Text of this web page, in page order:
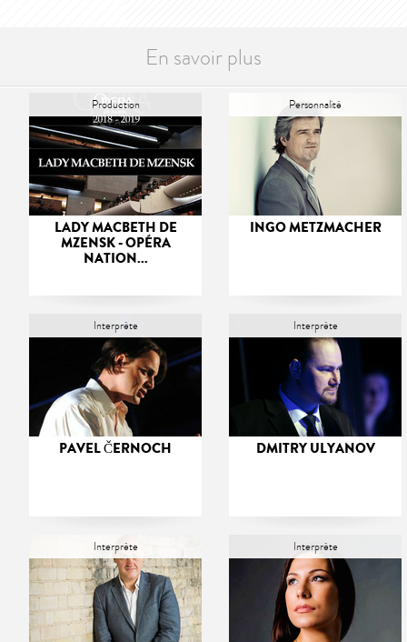
En savoir plus
Production
LADY MACBETH DE
MZENSK - OPÉRA
NATION...
Personnalité
INGO METZMACHER
Interprète
PAVEL ČERNOCH
Interprète
DMITRY ULYANOV
Interprète Interprète